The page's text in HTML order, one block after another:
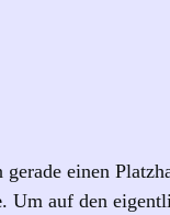
gerade einen
. Um auf den